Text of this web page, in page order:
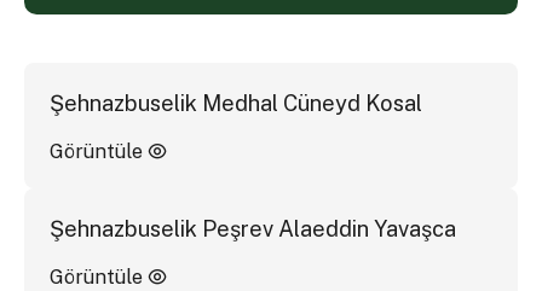
Şehnazbuselik Medhal Cüneyd Kosal
Görüntüle
Şehnazbuselik Peşrev Alaeddin Yavaşca
Görüntüle